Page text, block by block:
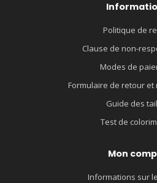
Politique de
Clause de non-
Modes de
Formulaire de retour et
Guide des
Test de
Mon
Informations sur